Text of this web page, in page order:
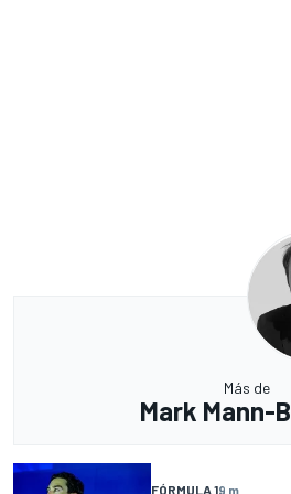
Más de
Mark Mann-
FÓRMULA 19 m